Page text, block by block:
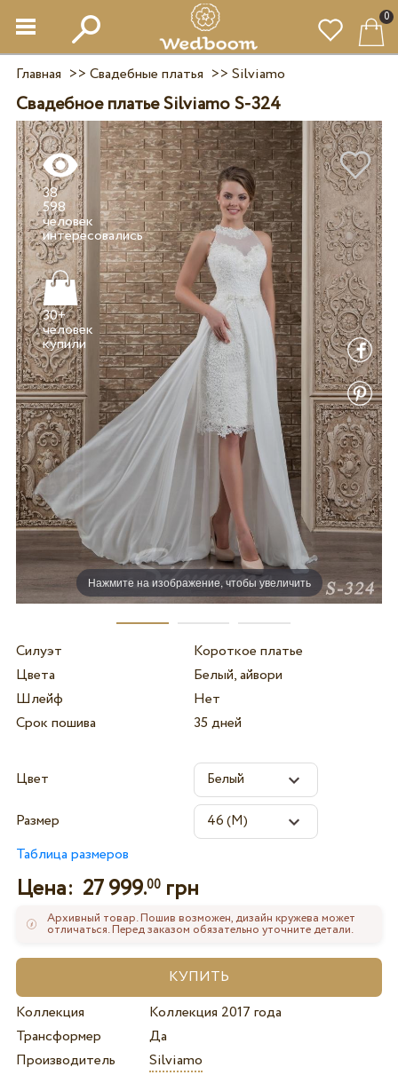
0
Главная >> Свадебные платья >> Silviamo
Свадебное платье Silviamo S-324
Нажмите на изображение, чтобы увеличить
38
598
человек
интересовались
30+
человек
Силуэт
Короткое платье
Цвета
Белый, айвори
Шлейф
Нет
Срок пошива
35 дней
Цвет
Размер
Таблица размеров
Цена: 27 999.00грн
Архивный товар. Пошив возможен, дизайн кружева может
отличаться. Перед заказом обязательно уточните детали.
Коллекция
Коллекция 2017 года
Трансформер
Да
Производитель
Silviamo